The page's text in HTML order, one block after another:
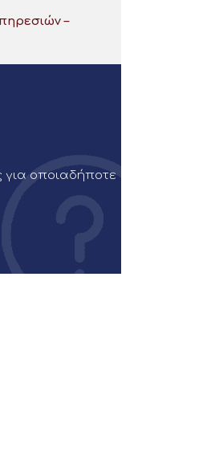
–
για οποιαδήποτε